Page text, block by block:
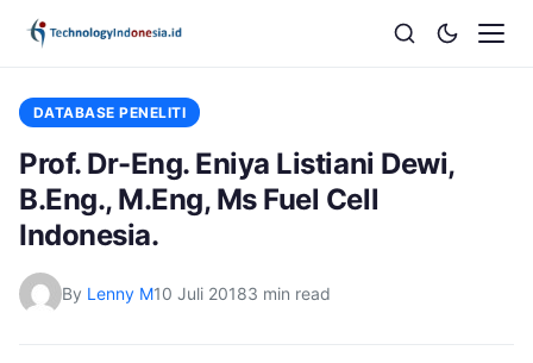
DATABASE PENELITI
Prof. Dr-Eng. Eniya Listiani Dewi,
B.Eng., M.Eng, Ms Fuel Cell
Indonesia.
By Lenny M10 Juli 20183 min read